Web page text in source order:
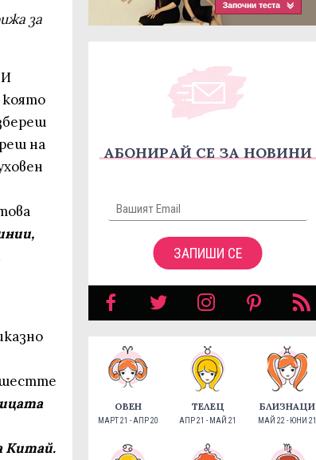
за
на
шестте
Китай.
АБОНИРАЙ СЕ ЗА НОВИНИ
ЗАПИШИ СЕ
ОВЕН
МАРТ 21 - АПР 20
ТЕЛЕЦ
АПР 21 - МАЙ 21
БЛИЗНАЦИ
МАЙ 22 - ЮНИ 21